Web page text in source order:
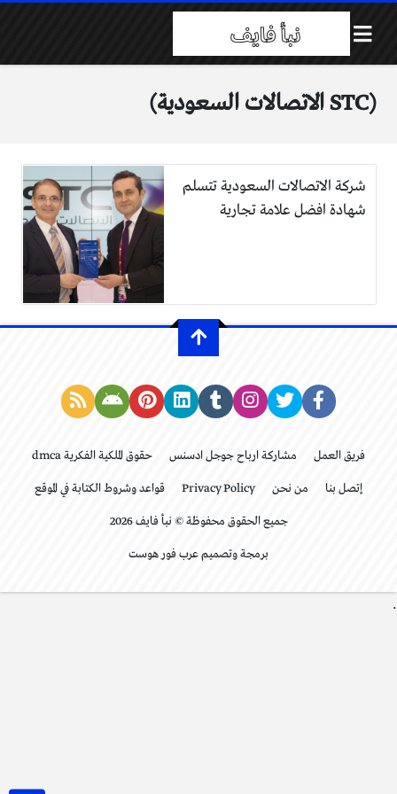
(STC الاتصالات السعودية)
شركة الاتصالات السعودية تتسلم
شهادة افضل علامة تجارية
فريق العمل مشاركة ارباح جوجل ادسنس حقوق الملكية الفكرية dmca
إتصل بنا من نحن Privacy Policy قواعد وشروط الكتابة في الموقع
جميع الحقوق محفوظة © نبأ فايف 2026
برمجة وتصميم عرب فور هوست
.